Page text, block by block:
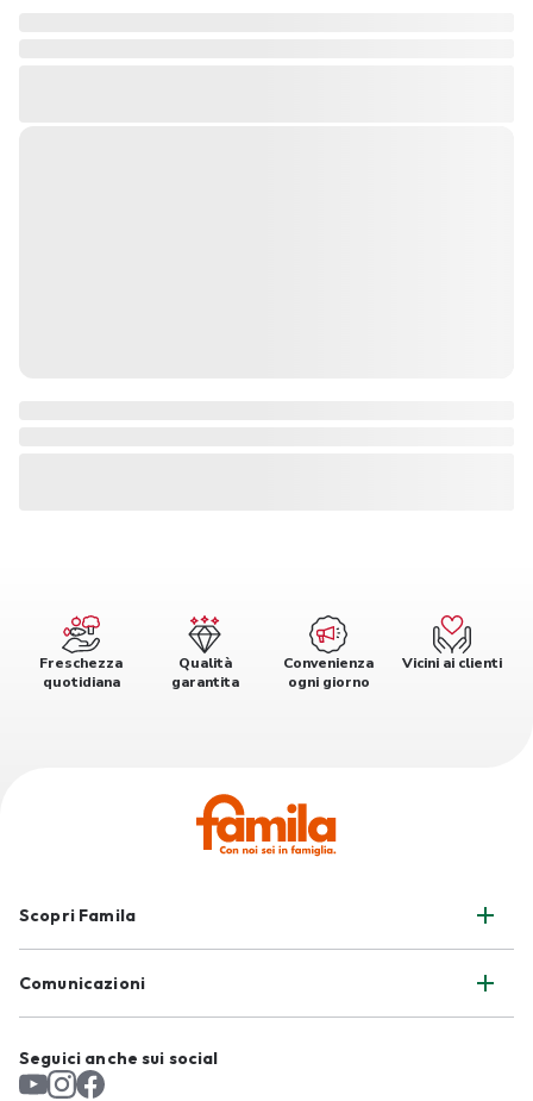
Freschezza
quotidiana
Qualità
garantita
Convenienza
ogni giorno
Vicini ai clienti
Scopri Famila
Comunicazioni
Seguici anche sui social